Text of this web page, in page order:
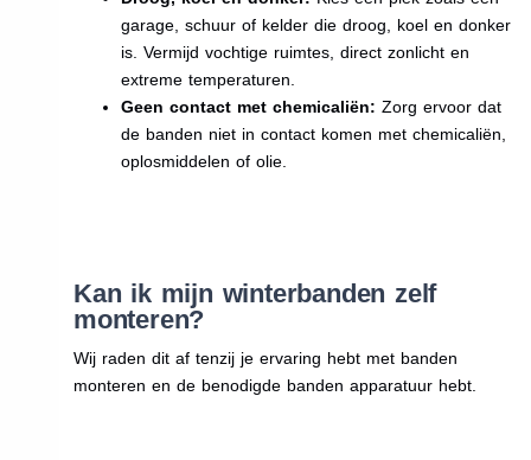
garage, schuur of kelder die droog, koel en donker
is. Vermijd vochtige ruimtes, direct zonlicht en
extreme temperaturen.
Geen contact met chemicaliën: Zorg ervoor dat
de banden niet in contact komen met chemicaliën,
oplosmiddelen of olie.
Kan ik mijn winterbanden zelf
monteren?
Wij raden dit af tenzij je ervaring hebt met banden
monteren en de benodigde banden apparatuur hebt.